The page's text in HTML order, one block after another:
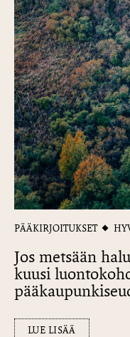
PÄÄKIRJOITUKSET
Jos metsään
kuusi
LUE LISÄÄ